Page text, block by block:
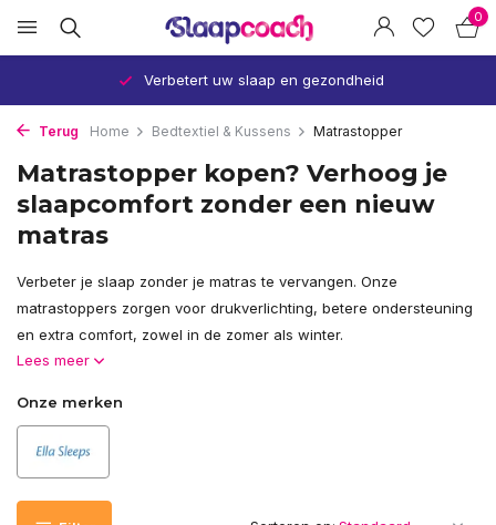
0
Verbetert uw slaap en gezondheid
Terug Home Bedtextiel & Kussens Matrastopper
Matrastopper kopen? Verhoog je
slaapcomfort zonder een nieuw
matras
Verbeter je slaap zonder je matras te vervangen. Onze
matrastoppers zorgen voor drukverlichting, betere ondersteuning
en extra comfort, zowel in de zomer als winter.
Lees meer
Onze merken